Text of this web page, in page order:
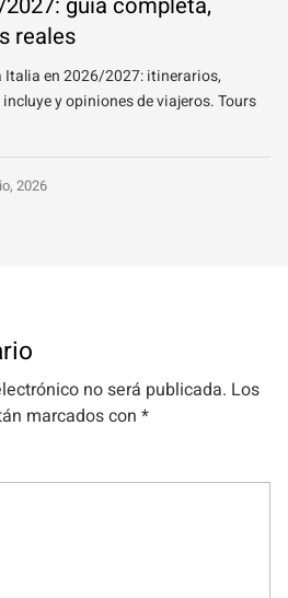
guía completa,
reales
Italia en 2026/2027: itinerarios,
y opiniones de viajeros. Tours
2026
no será publicada. Los
marcados con *